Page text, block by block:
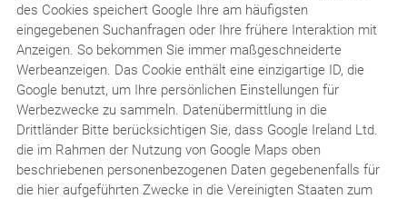
des Cookies speichert Google Ihre am häufigsten
eingegebenen Suchanfragen oder Ihre frühere Interaktion mit
Anzeigen. So bekommen Sie immer maßgeschneiderte
Werbeanzeigen. Das Cookie enthält eine einzigartige ID, die
Google benutzt, um Ihre persönlichen Einstellungen für
Werbezwecke zu sammeln. Datenübermittlung in die
Drittländer Bitte berücksichtigen Sie, dass Google Ireland Ltd.
die im Rahmen der Nutzung von Google Maps oben
beschriebenen personenbezogenen Daten gegebenenfalls für
die hier aufgeführten Zwecke in die Vereinigten Staaten zum